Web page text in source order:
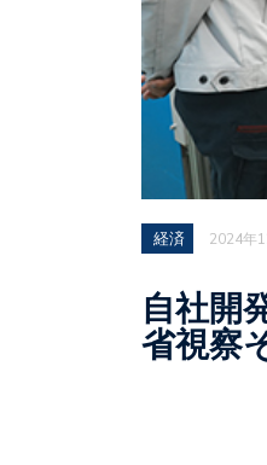
経済 2024年
自社開
省視察